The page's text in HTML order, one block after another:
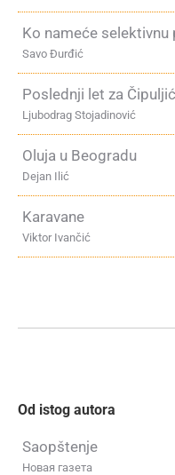
Ko nameće selektivnu
Savo Đurđić
Poslednji let za Čipuljić
Ljubodrag Stojadinović
Oluja u Beogradu
Dejan Ilić
Karavane
Viktor Ivančić
Od istog autora
Saopštenje
Новая газета